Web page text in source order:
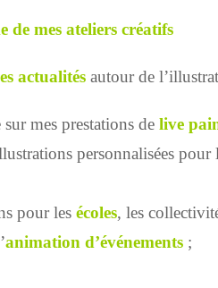
de mes ateliers créatifs
actualités autour de
mes prestations de live
personnalisées pour
pour les écoles, les
animation d’événements;